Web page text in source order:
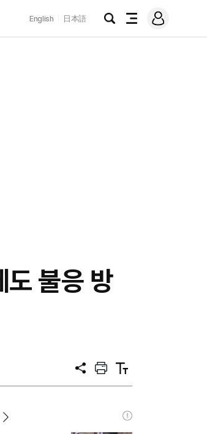
English 日本語
검
전
메
그
불응 방
공
프
트
텍
트